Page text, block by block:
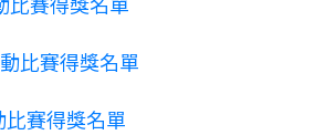
比賽得獎名單
賽得獎名單